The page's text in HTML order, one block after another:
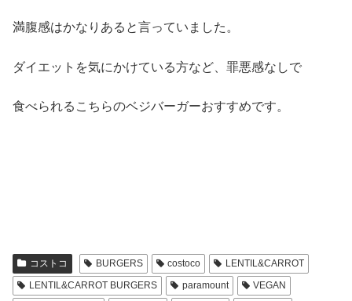
満腹感はかなりあると言っていました。
ダイエットを気にかけている方など、罪悪感なしで
食べられるこちらのベジバーガーおすすめです。
コストコ BURGERS costoco
LENTIL&CARROT
LENTIL&CARROT BURGERS
paramount
VEGAN